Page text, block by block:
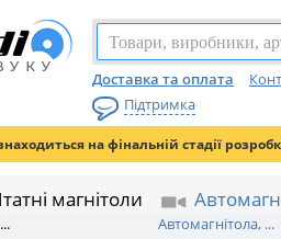
Доставка та оплата
Підтримка
на фінальній стадії
магнітоли
Автомагнітола, ...